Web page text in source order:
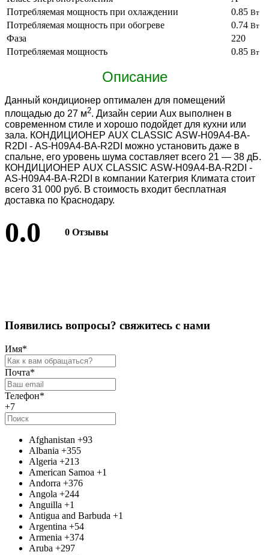
Потребляемая мощность при охлаждении
0.85 Вт
Потребляемая мощность при обогреве 0.74 Вт
Фаза
220
Потребляемая мощность
0.85 Вт
Описание
Данный кондиционер оптимален для помещений
площадью до 27 м2. Дизайн серии Aux выполнен в
современном стиле и хорошо подойдет для кухни или
зала. КОНДИЦИОНЕР AUX CLASSIC ASW-H09A4-BA-
R2DI - AS-H09A4-BA-R2DI можно установить даже в
спальне, его уровень шума составляет всего 21 — 38 дБ.
КОНДИЦИОНЕР AUX CLASSIC ASW-H09A4-BA-R2DI -
AS-H09A4-BA-R2DI в компании Категрия Климата стоит
всего 31 000 руб. В стоимость входит бесплатная
доставка по Краснодару.
0.0 0 Отзывы
Появились вопросы? свяжитесь с нами
Имя*
Почта*
Телефон*
+7
Afghanistan +93
Albania +355
Algeria +213
American Samoa +1
Andorra +376
Angola +244
Anguilla +1
Antigua and Barbuda +1
Argentina +54
Armenia +374
Aruba +297